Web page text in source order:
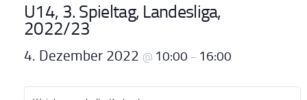
U14, 3. Spieltag, Landesliga,
2022/23
4. Dezember 2022 @ 10:00 – 16:00